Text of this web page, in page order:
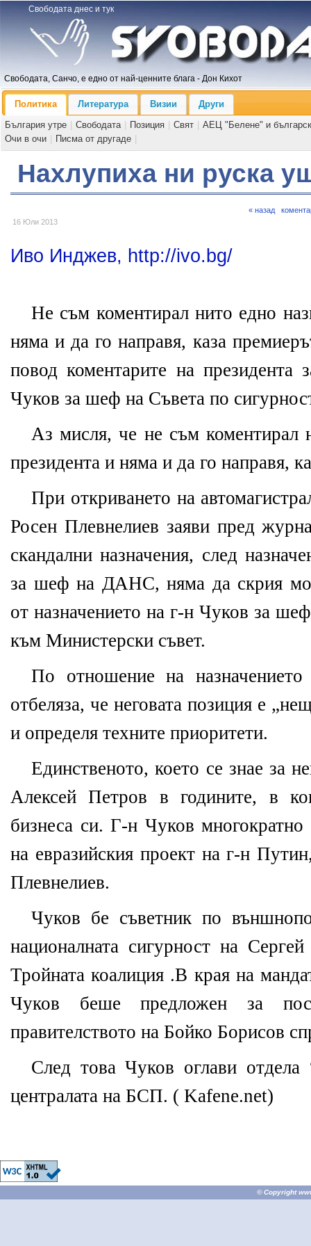
Свободата днес и тук
Свободата, Санчо, е едно от най-ценните блага - Дон Кихот
Политика Литература Визии
Други
България утре
Свободата Позиция Свят
АЕЦ "Белене" и
Очи в очи
Писма от другаде
Нахлупиха ни руска
16 Юли 2013
« назад
Иво Инджев, http://ivo.bg/
Не съм коментирал нито едно
няма и да го направя, каза
повод коментарите на президента
Чуков за шеф на Съвета по
Аз мисля, че не съм коментирал
президента и няма и да го направя,
При откриването на
Росен Плевнелиев заяви пред
скандални назначения, след
за шеф на ДАНС, няма да скрия
от назначението на г-н Чуков за
към Министерски съвет.
По отношение на
отбеляза, че неговата позиция е
и определя техните приоритети.
Единственото, което се знае за
Алексей Петров в годините, в
бизнеса си. Г-н Чуков многократно
на евразийския проект на г-н
Плевнелиев.
Чуков бе съветник по
националната сигурност на
Тройната коалиция .В края на
Чуков беше предложен за
правителството на Бойко Борисов
След това Чуков оглави
централата на БСП. ( Kafene.net)
© Copyright